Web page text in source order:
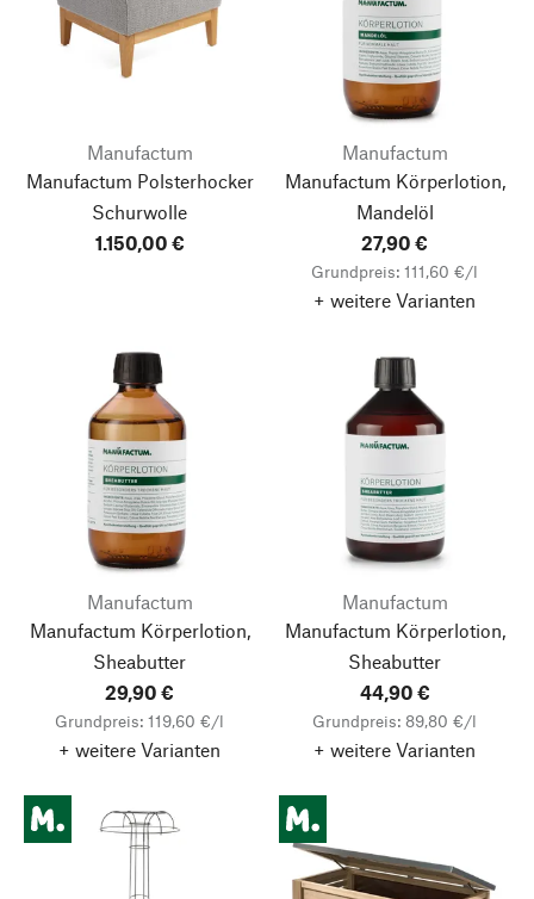
Manufactum
Manufactum Polsterhocker
Schurwolle
1.150,00 €
Manufactum
Manufactum Körperlotion,
Mandelöl
27,90 €
Grundpreis: 111,60 €/l
+ weitere Varianten
Manufactum
Manufactum Körperlotion,
Sheabutter
29,90 €
Grundpreis: 119,60 €/l
+ weitere Varianten
Manufactum
Manufactum Körperlotion,
Sheabutter
44,90 €
Grundpreis: 89,80 €/l
+ weitere Varianten